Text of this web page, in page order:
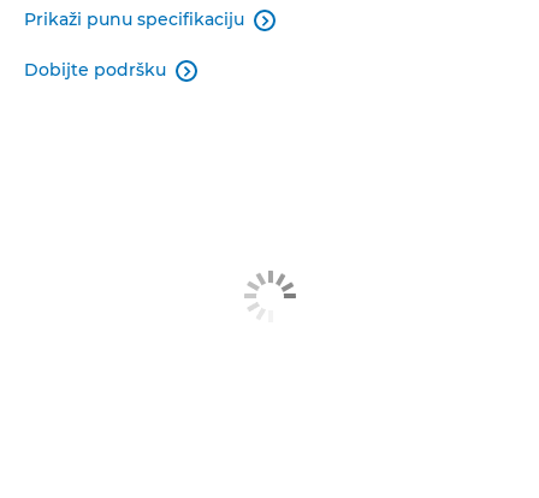
Prikaži punu specifikaciju 
Dobijte podršku 